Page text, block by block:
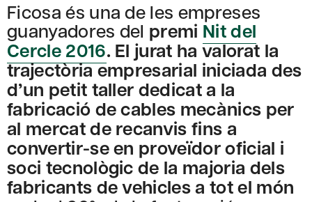
Ficosa és una de les empreses
guanyadores del premi Nit del
Cercle 2016. El jurat ha valorat la
trajectòria empresarial iniciada des
d’un petit taller dedicat a la
fabricació de cables mecànics per
al mercat de recanvis fins a
convertir-se en proveïdor oficial i
soci tecnològic de la majoria dels
fabricants de vehicles a tot el món